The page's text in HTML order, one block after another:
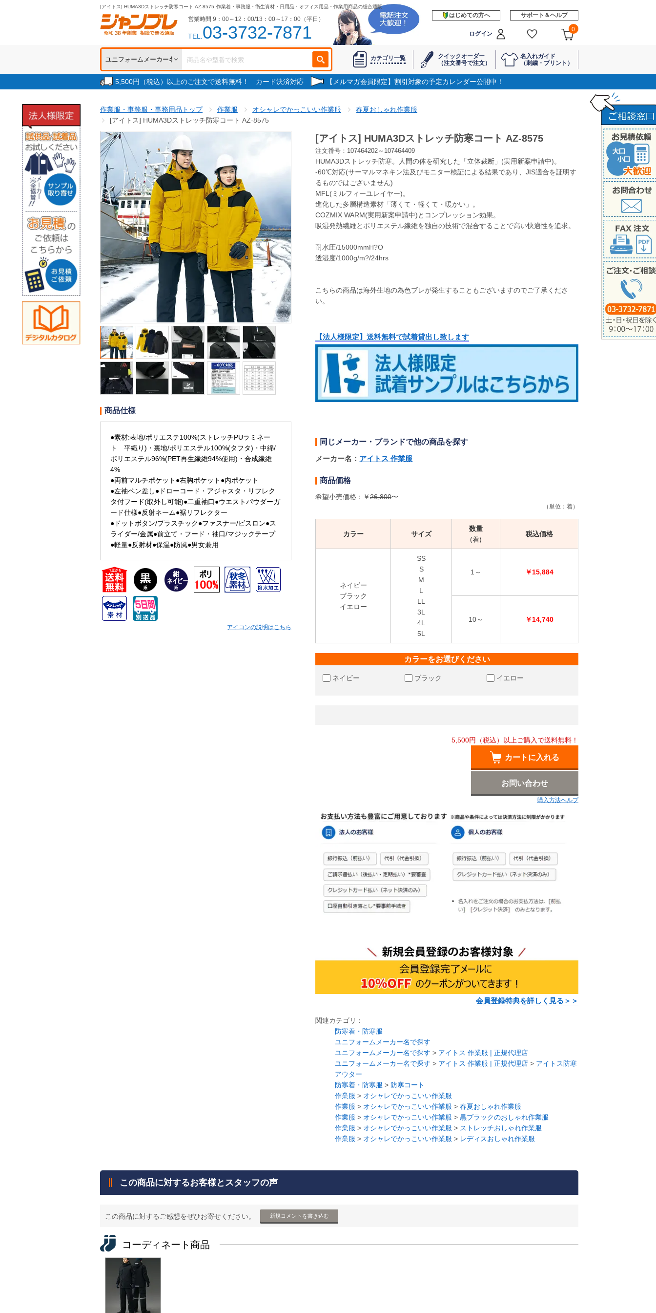
[アイトス] HUMA3Dストレッチ防寒コート AZ-8575 作業着・事務服・衛生資材・日用品・オフィス用品・作業用商品の総合通販
営業時間 9：00～12：00/13：00～17：00（平日）
TEL.03-3732-7871
はじめての方へ サポート＆ヘルプ
ログイン
0
カテゴリ一覧
クイックオーダー
（注文番号で注文）
名入れガイド
（刺繍・プリント）
5,500円（税込）以上のご注文で送料無料！ カード決済対応 【メルマガ会員限定】割引対象の予定カレンダー公開中！
作業服・事務服・事務用品トップ 作業服 オシャレでかっこいい作業服
春夏おしゃれ作業服
[アイトス] HUMA3Dストレッチ防寒コート AZ-8575
商品仕様
●素材:表地/ポリエステ100%(ストレッチPUラミネー
ト 平織り)・裏地/ポリエステル100%(タフタ)・中綿/
ポリエステル96%(PET再生繊維94%使用)・合成繊維
4%
●両前マルチポケット●右胸ポケット●内ポケット
●左袖ペン差し●ドローコード・アジャスタ・リフレク
タ付フード(取外し可能)●二重袖口●ウエストパウダーガ
ード仕様●反射ネーム●裾リフレクター
●ドットボタン/プラスチック●ファスナー/ビスロン●ス
ライダー/金属●前立て・フード・袖口/マジックテープ
●軽量●反射材●保温●防風●男女兼用
アイコンの説明はこちら
[アイトス] HUMA3Dストレッチ防寒コート AZ-8575
注文番号：107464202～107464409
HUMA3Dストレッチ防寒。人間の体を研究した「立体裁断」(実用新案申請中)。
-60℃対応(サーマルマネキン法及びモニター検証による結果であり、JIS適合を証明す
るものではございません)
MFL(ミルフィーユレイヤー)。
進化した多層構造素材「薄くて・軽くて・暖かい」。
COZMIX WARM(実用新案申請中)とコンプレッション効果。
吸湿発熱繊維とポリエステル繊維を独自の技術で混合することで高い快適性を追求。
耐水圧/15000mmH?O
透湿度/1000g/m?/24hrs
こちらの商品は海外生地の為色ブレが発生することもございますのでご了承くださ
い。
【法人様限定】送料無料で試着貸出し致します
同じメーカー・ブランドで他の商品を探す
メーカー名： アイトス 作業服
商品価格
希望小売価格：￥26,800〜
（単位：着）
カラー サイズ
数量
(着)
税込価格
ネイビー
ブラック
イエロー
SS
S
M
L
LL
3L
4L
5L
1～ ￥15,884
10～ ￥14,740
カラーをお選びください
ネイビー ブラック イエロー
5,500円（税込）以上ご購入で送料無料！
カートに入れる
お問い合わせ
購入方法ヘルプ
会員登録特典を詳しく見る＞＞
関連カテゴリ：
防寒着・防寒服
ユニフォームメーカー名で探す
ユニフォームメーカー名で探す > アイトス 作業服 | 正規代理店
ユニフォームメーカー名で探す > アイトス 作業服 | 正規代理店 > アイトス防寒
アウター
防寒着・防寒服 > 防寒コート
作業服 > オシャレでかっこいい作業服
作業服 > オシャレでかっこいい作業服 > 春夏おしゃれ作業服
作業服 > オシャレでかっこいい作業服 > 黒ブラックのおしゃれ作業服
作業服 > オシャレでかっこいい作業服 > ストレッチおしゃれ作業服
作業服 > オシャレでかっこいい作業服 > レディスおしゃれ作業服
この商品に対するお客様とスタッフの声
この商品に対するご感想をぜひお寄せください。 新規コメントを書き込む
コーディネート商品